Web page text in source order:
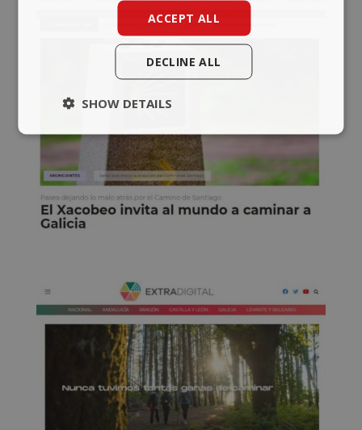
ACCEPT ALL
DECLINE ALL
SHOW DETAILS